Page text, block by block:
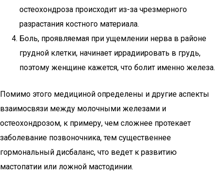
остеохондроза происходит из-за чрезмерного
разрастания костного материала.
Боль, проявляемая при ущемлении нерва в районе
грудной клетки, начинает иррадиировать в грудь,
поэтому женщине кажется, что болит именно железа.
Помимо этого медициной определены и другие аспекты
взаимосвязи между молочными железами и
остеохондрозом, к примеру, чем сложнее протекает
заболевание позвоночника, тем существеннее
гормональный дисбаланс, что ведет к развитию
мастопатии или ложной мастодинии.